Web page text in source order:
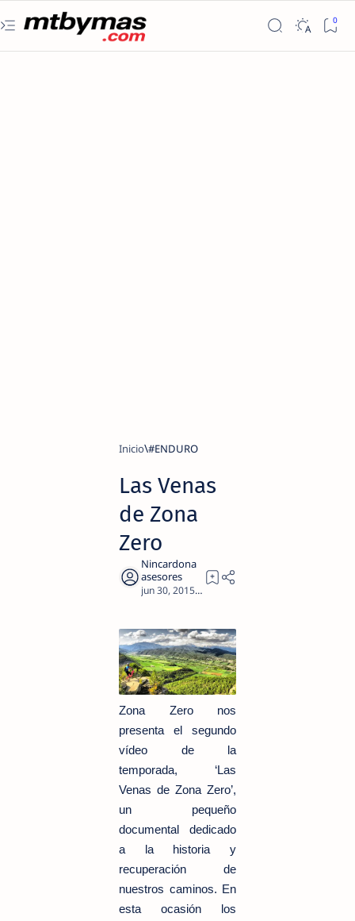
Inicio #ENDURO
Las Venas
de Zona
Zero
Zona Zero nos
presenta el segundo
vídeo de la
temporada, ‘Las
Venas de Zona Zero’,
un pequeño
documental dedicado
a la historia y
recuperación de
nuestros caminos. En
esta ocasión los